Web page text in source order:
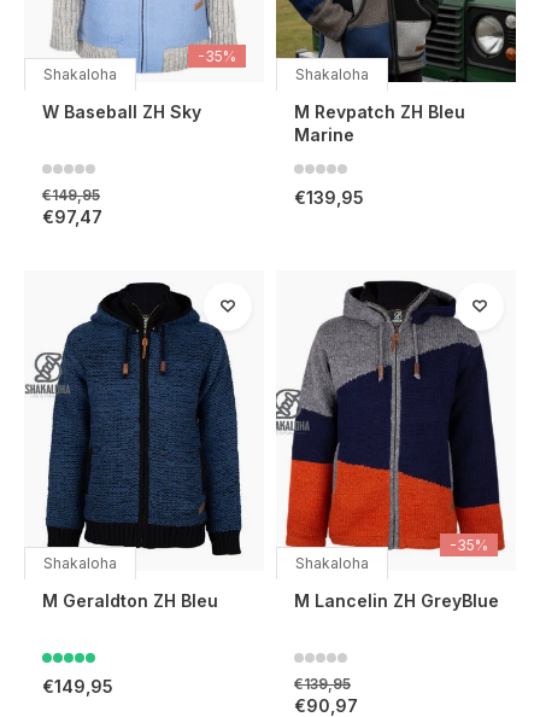
-35%
Shakaloha
W Baseball ZH Sky
€149,95
€97,47
Shakaloha
M Revpatch ZH Bleu
Marine
€139,95
Shakaloha
M Geraldton ZH Bleu
€149,95
-35%
Shakaloha
M Lancelin ZH GreyBlue
€139,95
€90,97